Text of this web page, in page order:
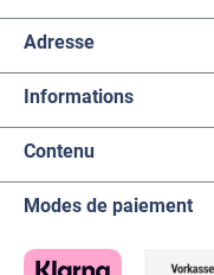
Adresse
Informations
Contenu
Modes de paiement